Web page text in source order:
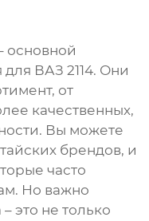
основной
ВАЗ 2114. Они
от
качественных,
Вы можете
брендов, и
часто
Но важно
это не только